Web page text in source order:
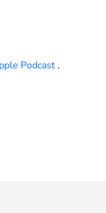
Podcast .